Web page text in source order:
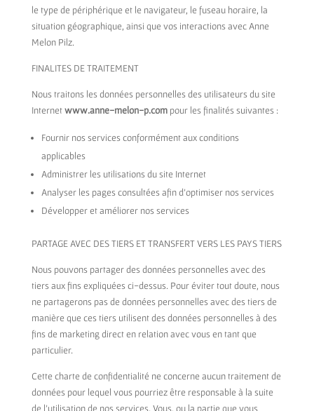
le type de périphérique et le navigateur, le fuseau horaire, la
situation géographique, ainsi que vos interactions avec Anne
Melon Pilz.
FINALITES DE TRAITEMENT
Nous traitons les données personnelles des utilisateurs du site
Internetwww.anne-melon-p.compour les finalités suivantes :
Fournir nos services conformément aux conditions
applicables
Administrer les utilisations du site Internet
Analyser les pages consultées afin d’optimiser nos services
Développer et améliorer nos services
PARTAGE AVEC DES TIERS ET TRANSFERT VERS LES PAYS TIERS
Nous pouvons partager des données personnelles avec des
tiers aux fins expliquées ci-dessus. Pour éviter tout doute, nous
ne partagerons pas de données personnelles avec des tiers de
manière que ces tiers utilisent des données personnelles à des
fins de marketing direct en relation avec vous en tant que
particulier.
Cette charte de confidentialité ne concerne aucun traitement de
données pour lequel vous pourriez être responsable à la suite
de l’utilisation de nos services. Vous, ou la partie que vous